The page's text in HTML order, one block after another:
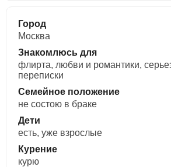
Город
Москва
Знакомлюсь для
флирта, любви и романтики,
переписки
Семейное положение
не состою в браке
Дети
есть, уже взрослые
Курение
курю